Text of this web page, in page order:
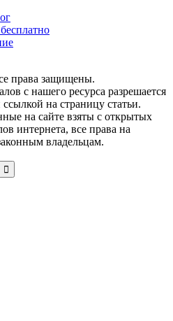
права защищены.
с нашего ресурса разрешается
на страницу статьи.
на сайте взяты с открытых
интернета, все права на
владельцам.